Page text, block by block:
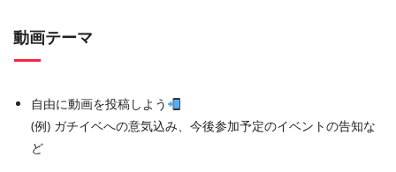
動画テーマ
自由に動画を投稿しよう
(例) ガチイベへの意気込み、今後参加予定のイベントの告知な
ど